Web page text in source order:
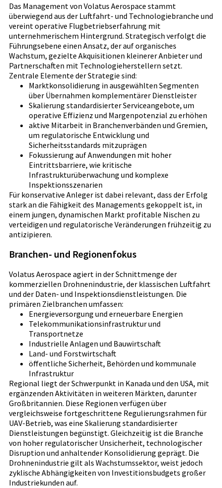
Das Management von Volatus Aerospace stammt
überwiegend aus der Luftfahrt- und Technologiebranche und
vereint operative Flugbetriebserfahrung mit
unternehmerischem Hintergrund. Strategisch verfolgt die
Führungsebene einen Ansatz, der auf organisches
Wachstum, gezielte Akquisitionen kleinerer Anbieter und
Partnerschaften mit Technologieherstellern setzt.
Zentrale Elemente der Strategie sind:
Marktkonsolidierung in ausgewählten Segmenten
über Übernahmen komplementärer Dienstleister
Skalierung standardisierter Serviceangebote, um
operative Effizienz und Margenpotenzial zu erhöhen
aktive Mitarbeit in Branchenverbänden und Gremien,
um regulatorische Entwicklung und
Sicherheitsstandards mitzuprägen
Fokussierung auf Anwendungen mit hoher
Eintrittsbarriere, wie kritische
Infrastrukturüberwachung und komplexe
Inspektionsszenarien
Für konservative Anleger ist dabei relevant, dass der Erfolg
stark an die Fähigkeit des Managements gekoppelt ist, in
einem jungen, dynamischen Markt profitable Nischen zu
verteidigen und regulatorische Veränderungen frühzeitig zu
antizipieren.
Branchen- und Regionenfokus
Volatus Aerospace agiert in der Schnittmenge der
kommerziellen Drohnenindustrie, der klassischen Luftfahrt
und der Daten- und Inspektionsdienstleistungen. Die
primären Zielbranchen umfassen:
Energieversorgung und erneuerbare Energien
Telekommunikationsinfrastruktur und
Transportnetze
Industrielle Anlagen und Bauwirtschaft
Land- und Forstwirtschaft
öffentliche Sicherheit, Behörden und kommunale
Infrastruktur
Regional liegt der Schwerpunkt in Kanada und den USA, mit
ergänzenden Aktivitäten in weiteren Märkten, darunter
Großbritannien. Diese Regionen verfügen über
vergleichsweise fortgeschrittene Regulierungsrahmen für
UAV-Betrieb, was eine Skalierung standardisierter
Dienstleistungen begünstigt. Gleichzeitig ist die Branche
von hoher regulatorischer Unsicherheit, technologischer
Disruption und anhaltender Konsolidierung geprägt. Die
Drohnenindustrie gilt als Wachstumssektor, weist jedoch
zyklische Abhängigkeiten von Investitionsbudgets großer
Industriekunden auf.